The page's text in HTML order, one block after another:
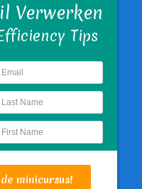
Verwerken
Tips
minicursus!